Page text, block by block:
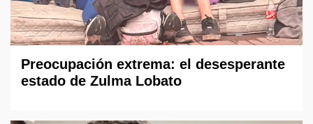
Preocupación extrema: el desesperante
estado de Zulma Lobato